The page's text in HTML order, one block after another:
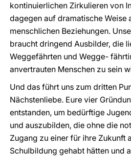
kontinuierlichen Zirkulieren von
dagegen auf dramatische Weise
menschlichen Beziehungen.
braucht dringend Ausbilder, die
Weggefährten und Wegge-
anvertrauten Menschen zu sein
Und das führt uns zum dritten
Nächstenliebe. Eure vier
entstanden, um bedürftige
und auszubilden, die ohne die
Zugang zu einer für ihre Zukunft
Schulbildung gehabt hätten und